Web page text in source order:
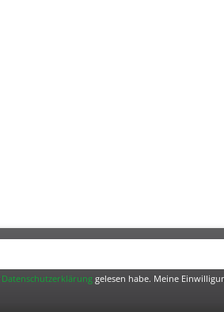
Daten­schutz­erklärunggelesen habe. Meine